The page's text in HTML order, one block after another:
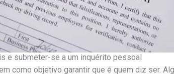
e submeter-se a um inquérito pessoal
como objetivo garantir que é quem diz ser.